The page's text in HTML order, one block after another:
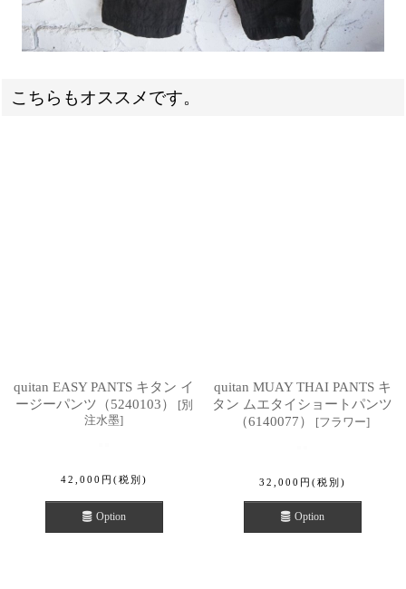
こちらもオススメです。
quitan EASY PANTS キタン イ
ージーパンツ（5240103）
[別
注水墨]
42,000 円 (税別)
Option
quitan MUAY THAI PANTS キ
タン ムエタイショートパンツ
（6140077）
[フラワー]
32,000 円 (税別)
Option